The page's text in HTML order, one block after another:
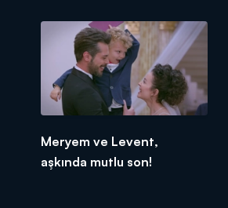
Meryem ve Levent,
aşkında mutlu son!